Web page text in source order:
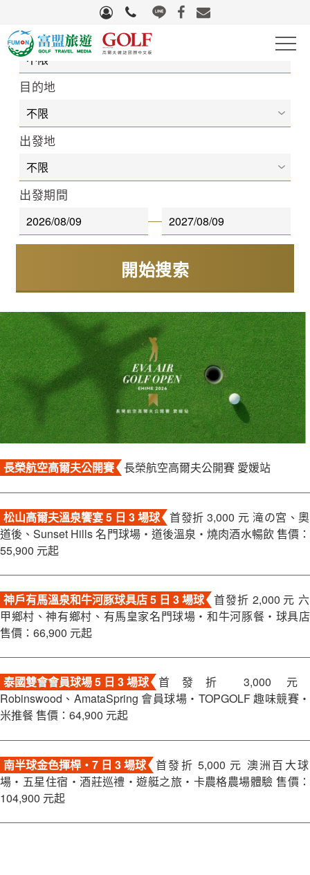
高爾夫
滑雪
自行車
團體旅遊
國際機票
關於富盟
聯絡我們
旅遊區域
目的地
出發地
出發期間
長榮航空高爾夫公開賽 長榮航空高爾夫公開賽 愛媛站
松山高爾夫溫泉饗宴 5 日 3 場球
首發折 3,000 元 滝の宮、奧
道後、Sunset Hills 名門球場・道後溫泉・燒肉酒水暢飲 售價：
55,900 元起
神戶有馬溫泉和牛河豚球具店 5 日 3 場球
首發折 2,000 元 六
甲鄉村、神有鄉村、有馬皇家名門球場・和牛河豚餐・球具店
售價：66,900 元起
泰國雙會會員球場 5 日 3 場球
首發折 3,000 元
Robinswood、AmataSpring 會員球場・TOPGOLF 趣味競賽・
米推餐 售價：64,900 元起
南半球金色揮桿・7 日 3 場球
首發折 5,000 元 澳洲百大球
場・五星住宿・酒莊巡禮・遊艇之旅・卡農格農場體驗 售價：
104,900 元起